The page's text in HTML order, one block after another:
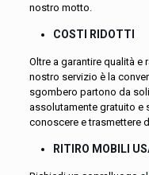
nostro motto.
COSTI RIDOTTI
Oltre a garantire qualità
nostro servizio è la
sgombero partono da
assolutamente gratuito e
conoscere e trasmettere
RITIRO MOBILI